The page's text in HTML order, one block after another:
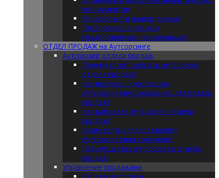
инструментов
Мониторинг и анализ данных
Построение отчетов и
предоставление рекомендаций
ОТДЕЛ ПРОДАЖ на Аутсорсинге
Аутсорсинг отдела продаж
Почему стоит выбрать аутсорсинг
отдела продаж?
Как выбрать подходящую
аутсорсинговую компанию для отдела
продаж?
Как работает аутсорсинг отдела
продаж?
Какие услуги предоставляет
аутсорсинговая компания?
Преимущества аутсорсинга отдела
продаж
Управление продажами